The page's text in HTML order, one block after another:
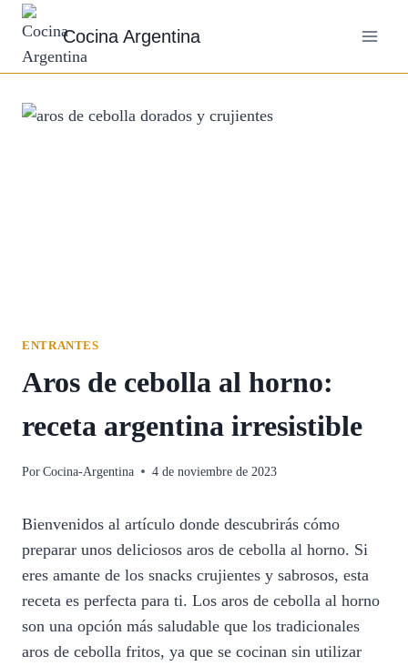
Saltar
contenido
Cocina Argentina
ENTRANTES
Aros de cebolla al horno:
receta argentina irresistible
PorCocina-Argentina 4 de noviembre de 2023
Bienvenidos al artículo donde descubrirás cómo
preparar unos deliciosos aros de cebolla al horno. Si
eres amante de los snacks crujientes y sabrosos, esta
receta es perfecta para ti. Los aros de cebolla al horno
son una opción más saludable que los tradicionales
aros de cebolla fritos, ya que se cocinan sin utilizar